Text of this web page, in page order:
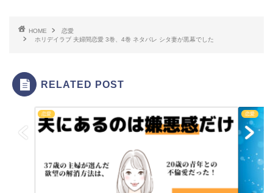
HOME
恋愛
ホリデイラブ 夫婦間恋愛 3巻、4巻 ネタバレ シタ妻が黒幕でした
RELATED POST
恋愛 恋愛